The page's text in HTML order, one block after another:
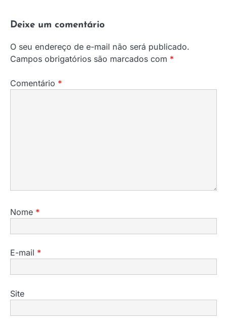
Deixe um comentário
O seu endereço de e-mail não será publicado.
Campos obrigatórios são marcados com *
Comentário *
Nome *
E-mail *
Site